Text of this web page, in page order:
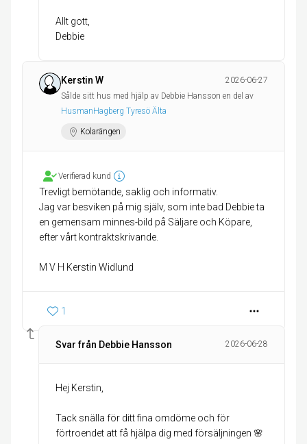
Allt gott,
Debbie
Kerstin W
2026-06-27
Sålde sitt hus med hjälp av Debbie Hansson en del av
HusmanHagberg Tyresö Älta
Kolarängen
Verifierad kund
Trevligt bemötande, saklig och informativ.
Jag var besviken på mig själv, som inte bad Debbie ta
en gemensam minnes-bild på Säljare och Köpare,
efter vårt kontraktskrivande.
M V H Kerstin Widlund
1
Svar från Debbie Hansson 2026-06-28
Hej Kerstin,
Tack snälla för ditt fina omdöme och för
förtroendet att få hjälpa dig med försäljningen 🌸